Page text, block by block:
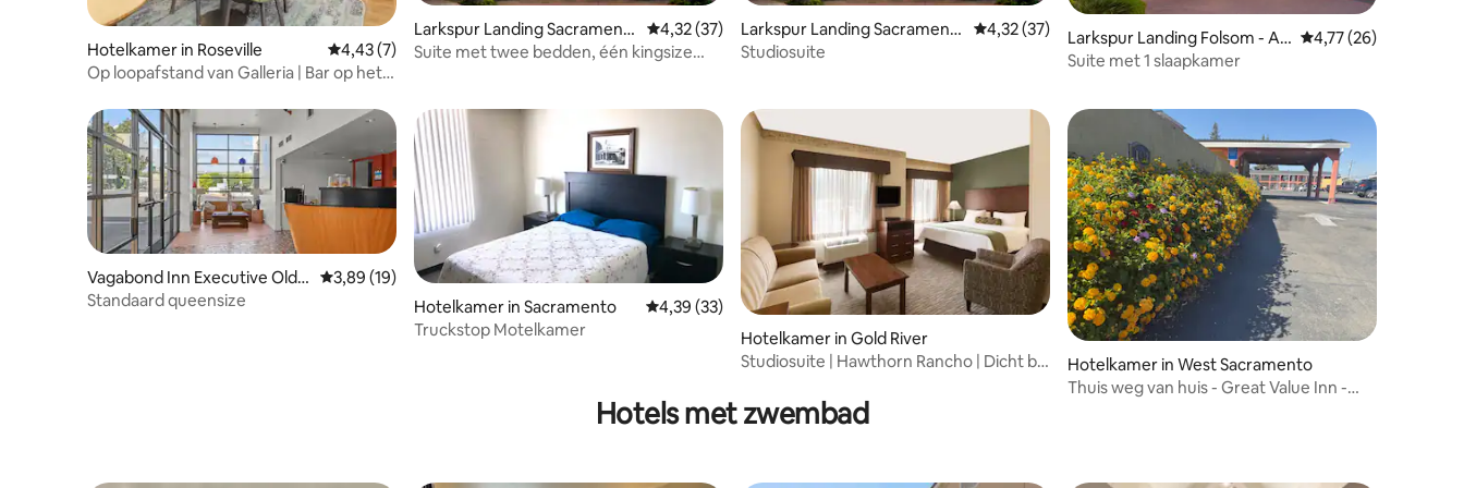
Hotelkamer in Roseville Gemiddelde beoordeling van 4,43 op 5, 7 recensies
4,43 (7)
Op loopafstand van Galleria | Bar op het
Larkspur Landing Sacrament
o - An All-Suite Hotel
Gemiddelde beoordeling van 4,32 op 5, 37 recensies
4,32 (37)
Suite met twee bedden, één kingsize
Larkspur Landing Sacrament
o - An All-Suite Hotel
Gemiddelde beoordeling van 4,32 op 5, 37 recensies
4,32 (37)
Studiosuite
Larkspur Landing Folsom - An
All-Suite Hotel
Gemiddelde
4,77 (26)
Suite met 1 slaapkamer
Vagabond Inn Executive Old T
own
Gemiddelde beoordeling van 3,89 op 5, 19 recensies
3,89 (19)
Standaard queensize
Hotelkamer in Sacramento Gemiddelde beoordeling van 4,39 op 5, 33 recensies
4,39 (33)
Truckstop Motelkamer
Hotelkamer in Gold River
Studiosuite | Hawthorn Rancho | Dicht bij
Hotelkamer in West Sacramento
Thuis weg van huis - Great Value Inn -
Hotels met zwembad